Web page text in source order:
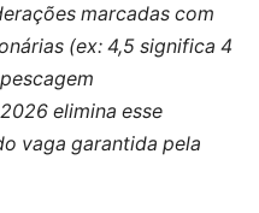
marcadas com
(ex: 4,5 significa 4
elimina esse
vaga garantida pela